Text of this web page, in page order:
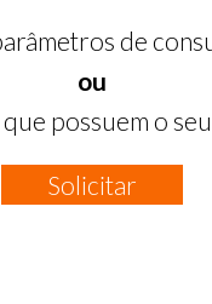
de
ou
possuem o
Solicitar